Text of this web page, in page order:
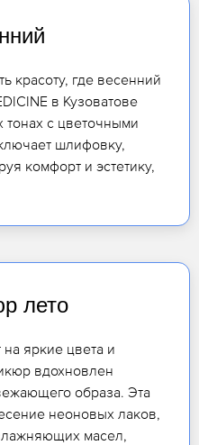
красоту, где весенний
в Кузоватове
тонах с цветочными
шлифовку,
комфорт и эстетику,
лето
яркие цвета и
вдохновлен
образа. Эта
неоновых лаков,
масел,